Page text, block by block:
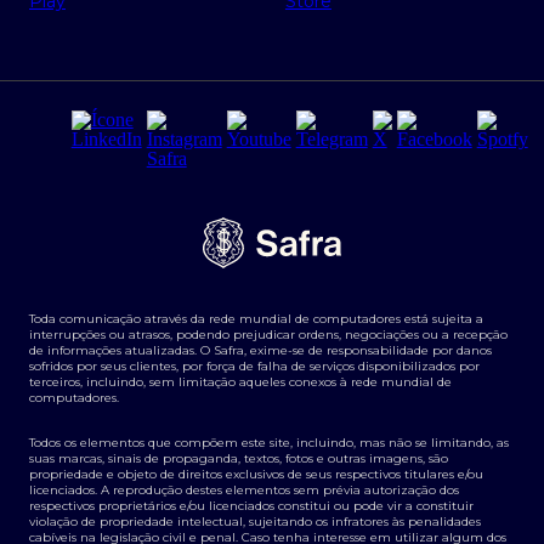
Regras e Parâmetros de Atuação Banco Safra
Segurança da Informação
Tarifas e serviços Pessoa Física
Transparência de remuneração
Termos e Condições para Portabilidade de Investimento
Derivativos
Agronegócios
Toda comunicação através da rede mundial de computadores está sujeita a
interrupções ou atrasos, podendo prejudicar ordens, negociações ou a recepção
de informações atualizadas. O Safra, exime-se de responsabilidade por danos
sofridos por seus clientes, por força de falha de serviços disponibilizados por
terceiros, incluindo, sem limitação aqueles conexos à rede mundial de
computadores.
Todos os elementos que compõem este site, incluindo, mas não se limitando, as
suas marcas, sinais de propaganda, textos, fotos e outras imagens, são
propriedade e objeto de direitos exclusivos de seus respectivos titulares e/ou
licenciados. A reprodução destes elementos sem prévia autorização dos
respectivos proprietários e/ou licenciados constitui ou pode vir a constituir
violação de propriedade intelectual, sujeitando os infratores às penalidades
cabíveis na legislação civil e penal. Caso tenha interesse em utilizar algum dos